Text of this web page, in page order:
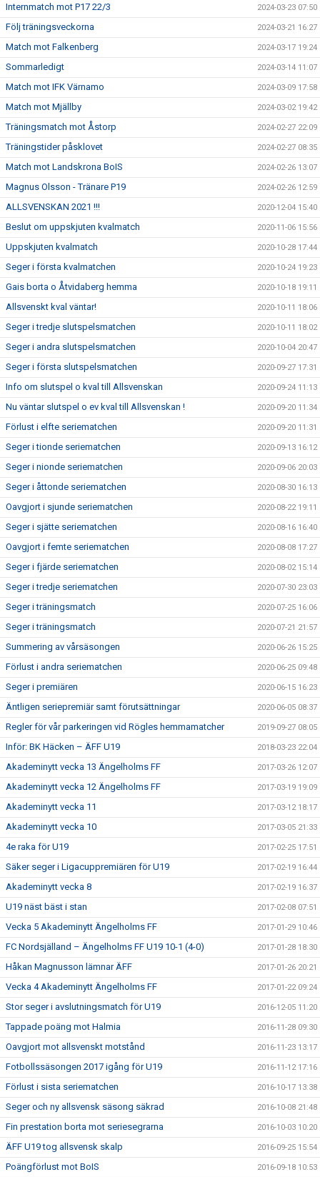
Internmatch mot P17 22/3 2024-03-23 07:50
Följ träningsveckorna 2024-03-21 16:27
Match mot Falkenberg 2024-03-17 19:24
Sommarledigt 2024-03-14 11:07
Match mot IFK Värnamo 2024-03-09 17:58
Match mot Mjällby 2024-03-02 19:42
Träningsmatch mot Åstorp 2024-02-27 22:09
Träningstider påsklovet 2024-02-27 08:35
Match mot Landskrona BoIS 2024-02-26 13:07
Magnus Olsson - Tränare P19 2024-02-26 12:59
ALLSVENSKAN 2021 !!! 2020-12-04 15:40
Beslut om uppskjuten kvalmatch 2020-11-06 15:56
Uppskjuten kvalmatch 2020-10-28 17:44
Seger i första kvalmatchen 2020-10-24 19:23
Gais borta o Åtvidaberg hemma 2020-10-18 19:11
Allsvenskt kval väntar! 2020-10-11 18:06
Seger i tredje slutspelsmatchen 2020-10-11 18:02
Seger i andra slutspelsmatchen 2020-10-04 20:47
Seger i första slutspelsmatchen 2020-09-27 17:31
Info om slutspel o kval till Allsvenskan 2020-09-24 11:13
Nu väntar slutspel o ev kval till Allsvenskan ! 2020-09-20 11:34
Förlust i elfte seriematchen 2020-09-20 11:31
Seger i tionde seriematchen 2020-09-13 16:12
Seger i nionde seriematchen 2020-09-06 20:03
Seger i åttonde seriematchen 2020-08-30 16:13
Oavgjort i sjunde seriematchen 2020-08-22 19:11
Seger i sjätte seriematchen 2020-08-16 16:40
Oavgjort i femte seriematchen 2020-08-08 17:27
Seger i fjärde seriematchen 2020-08-02 15:14
Seger i tredje seriematchen 2020-07-30 23:03
Seger i träningsmatch 2020-07-25 16:06
Seger i träningsmatch 2020-07-21 21:57
Summering av vårsäsongen 2020-06-26 15:25
Förlust i andra seriematchen 2020-06-25 09:48
Seger i premiären 2020-06-15 16:23
Äntligen seriepremiär samt förutsättningar 2020-06-05 08:37
Regler för vår parkeringen vid Rögles hemmamatcher 2019-09-27 08:05
Inför: BK Häcken – ÄFF U19 2018-03-23 22:04
Akademinytt vecka 13 Ängelholms FF 2017-03-26 12:07
Akademinytt vecka 12 Ängelholms FF 2017-03-19 19:09
Akademinytt vecka 11 2017-03-12 18:17
Akademinytt vecka 10 2017-03-05 21:33
4e raka för U19 2017-02-25 17:51
Säker seger i Ligacuppremiären för U19 2017-02-19 16:44
Akademinytt vecka 8 2017-02-19 16:37
U19 näst bäst i stan 2017-02-08 07:51
Vecka 5 Akademinytt Ängelholms FF 2017-01-29 10:46
FC Nordsjälland – Ängelholms FF U19 10-1 (4-0) 2017-01-28 18:30
Håkan Magnusson lämnar ÄFF 2017-01-26 20:21
Vecka 4 Akademinytt Ängelholms FF 2017-01-22 09:24
Stor seger i avslutningsmatch för U19 2016-12-05 11:20
Tappade poäng mot Halmia 2016-11-28 09:30
Oavgjort mot allsvenskt motstånd 2016-11-23 13:17
Fotbollssäsongen 2017 igång för U19 2016-11-12 17:16
Förlust i sista seriematchen 2016-10-17 13:38
Seger och ny allsvensk säsong säkrad 2016-10-08 21:48
Fin prestation borta mot seriesegrarna 2016-10-03 10:20
ÄFF U19 tog allsvensk skalp 2016-09-25 15:54
Poängförlust mot BoIS 2016-09-18 10:53